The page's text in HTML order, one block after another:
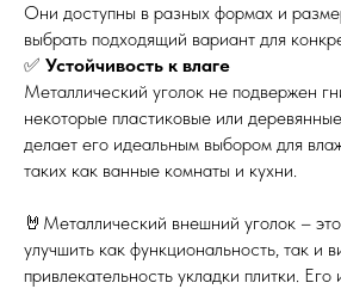
Они доступны в разных формах и
выбрать подходящий вариант для
✅ Устойчивость к влаге
Металлический уголок не подвержен
некоторые пластиковые или
делает его идеальным выбором для
таких как ванные комнаты и кухни.
🤘Металлический внешний уголок –
улучшить как функциональность, так и
привлекательность укладки плитки. Его